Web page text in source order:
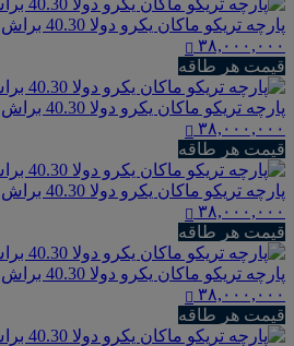
پارچه تریکو ماکان یکرو دولا 40.30 براش گردباف | ماتیکی
۳۸,۰۰۰,۰۰۰
قیمت هر طاقه
پارچه تریکو ماکان یکرو دولا 40.30 براش گردباف | مشکی
۳۸,۰۰۰,۰۰۰
قیمت هر طاقه
پارچه تریکو ماکان یکرو دولا 40.30 براش گردباف | بی ام اس
۳۸,۰۰۰,۰۰۰
قیمت هر طاقه
پارچه تریکو ماکان یکرو دولا 40.30 براش گردباف | سفید
۳۸,۰۰۰,۰۰۰
قیمت هر طاقه